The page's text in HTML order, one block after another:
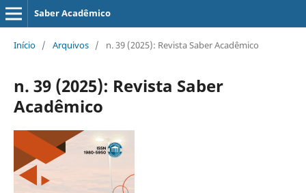
Saber Acadêmico
Início / Arquivos / n. 39 (2025): Revista Saber Acadêmico
n. 39 (2025): Revista Saber
Acadêmico